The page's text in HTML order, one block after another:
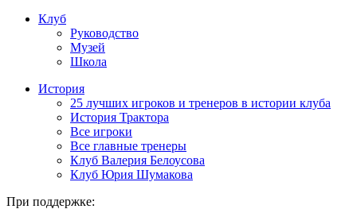
Клуб
Руководство
Музей
Школа
История
25 лучших игроков и тренеров в истории клуба
История Трактора
Все игроки
Все главные тренеры
Клуб Валерия Белоусова
Клуб Юрия Шумакова
При поддержке: